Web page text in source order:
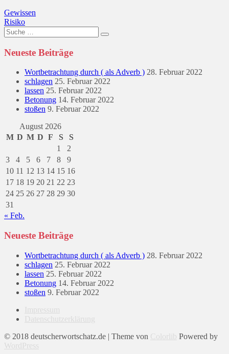
Beitragsnavigation
Gewissen
Risiko
Suche
nach:
Neueste Beiträge
Wortbetrachtung durch ( als Adverb ) 28. Februar 2022
schlagen 25. Februar 2022
lassen 25. Februar 2022
Betonung 14. Februar 2022
stoßen 9. Februar 2022
August 2026
M D M D F S
S
1
2
3
4 5 6 7 8
9
10 11 12 13 14 15 16
17 18 19 20 21 22 23
24 25 26 27 28 29 30
31
« Feb.
Neueste Beiträge
Wortbetrachtung durch ( als Adverb ) 28. Februar 2022
schlagen 25. Februar 2022
lassen 25. Februar 2022
Betonung 14. Februar 2022
stoßen 9. Februar 2022
Impressum
Datenschutzerklärung
© 2018 deutscherwortschatz.de | Theme von Colorlib Powered by
WordPress